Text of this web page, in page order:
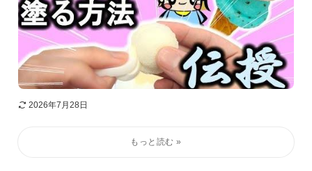
2026年7月28日